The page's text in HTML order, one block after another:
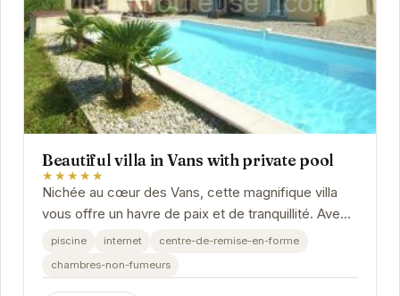
Beautiful villa in Vans with private pool
★★★★★
Nichée au cœur des Vans, cette magnifique villa
vous offre un havre de paix et de tranquillité. Avec
sa piscine privée scintillante, ses...
piscine internet
centre-de-remise-en-forme
chambres-non-fumeurs